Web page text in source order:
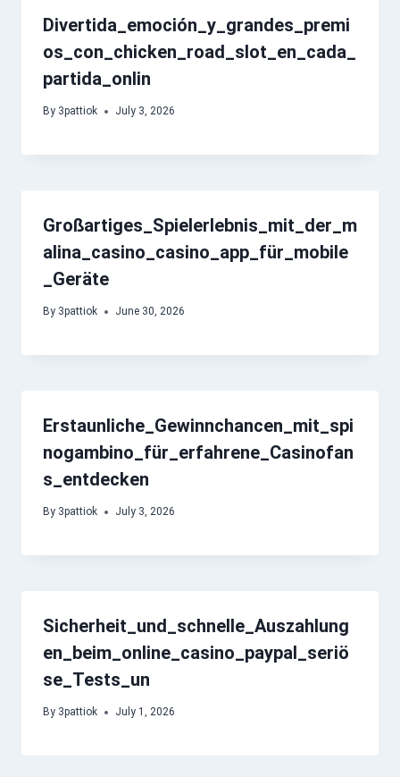
Divertida_emoción_y_grandes_premi
os_con_chicken_road_slot_en_cada_
partida_onlin
By 3pattiok July 3, 2026
Großartiges_Spielerlebnis_mit_der_m
alina_casino_casino_app_für_mobile
_Geräte
By 3pattiok June 30, 2026
Erstaunliche_Gewinnchancen_mit_spi
nogambino_für_erfahrene_Casinofan
s_entdecken
By 3pattiok July 3, 2026
Sicherheit_und_schnelle_Auszahlung
en_beim_online_casino_paypal_seriö
se_Tests_un
By 3pattiok July 1, 2026